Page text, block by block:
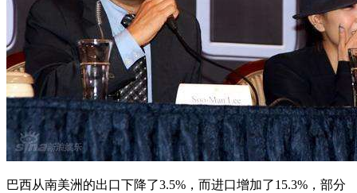
巴西从南美洲的出口下降了3.5%，而进口增加了15.3%，部分